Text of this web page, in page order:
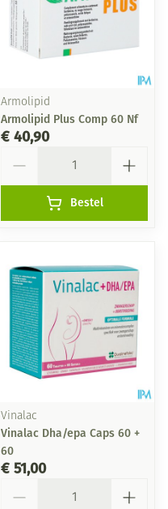
Armolipid
Armolipid Plus Comp 60 Nf
€ 40,90
Bestel
Vinalac
Vinalac Dha/epa Caps 60 +
60
€ 51,00